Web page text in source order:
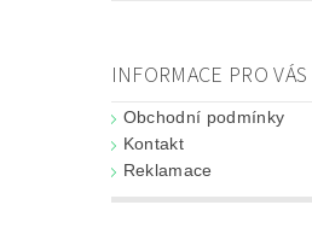
INFORMACE PRO VÁS
Obchodní podmínky
Kontakt
Reklamace